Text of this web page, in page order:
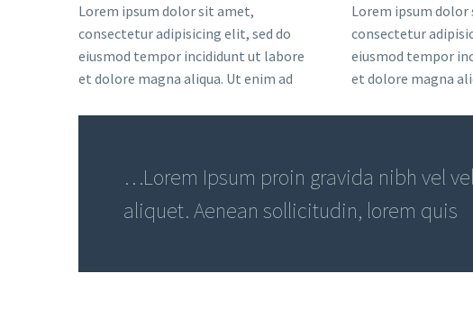
Lorem ipsum dolor sit amet,
consectetur adipisicing elit, sed do
eiusmod tempor incididunt ut labore
et dolore magna aliqua. Ut enim ad
Lorem ipsum
consectetur
eiusmod tempor
et dolore magna
…Lorem Ipsum proin gravida nibh vel
aliquet. Aenean sollicitudin, lorem quis